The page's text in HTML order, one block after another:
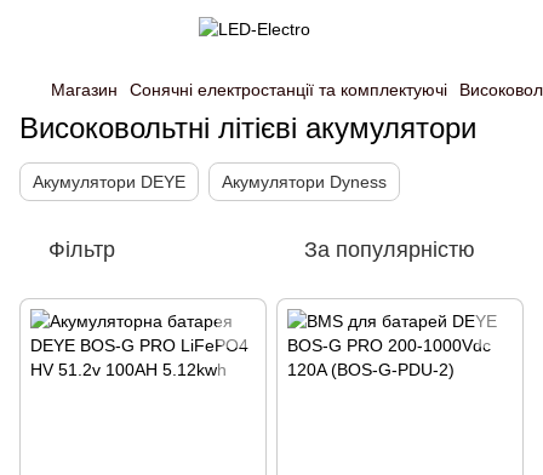
Магазин Сонячні електростанції та комплектуючі
Високовольтні літієві акумулятори
Акумулятори DEYE Акумулятори Dyness
Фільтр За популярністю